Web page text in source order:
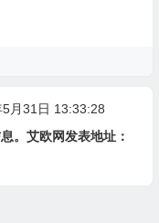
月31日 13:33:28
。艾欧网发表地址：